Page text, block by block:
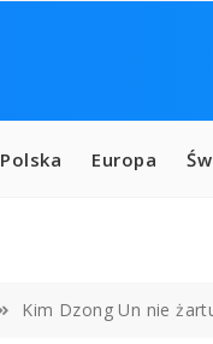
Polska Europa
Kim Dzong Un nie